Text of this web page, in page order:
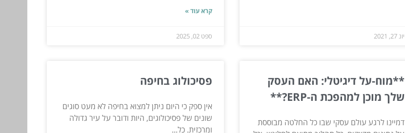
יונ 27, 2021
קרא עוד »
ספט 02, 2025
**מוח-על דיגיטלי: האם העסק
שלך מוכן למהפכת ה-ERP?**
דמיינו לרגע עולם עסקי שבו כל החלטה מבוססת
פסיכולוג בחיפה
אין ספק כי היום ניתן למצוא בחיפה לא מעט סוגים
שונים של פסיכולוגים, היות ודובר על עיר גדולה
ומרכזית. כל...